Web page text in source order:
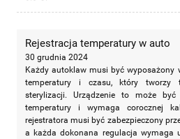
Rejestracja temperatury w auto
30 grudnia 2024
Każdy autoklaw musi być wyposażony
temperatury i czasu, który tworzy
sterylizacji. Urządzenie to może być
temperatury i wymaga corocznej
rejestratora musi być zabezpieczony
a każda dokonana regulacja wymaga